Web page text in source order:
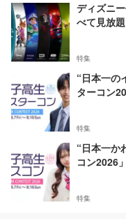
ディズニ
べて見放題
特集
“日本一の
ターコン
特集
“日本一か
コン2026
特集